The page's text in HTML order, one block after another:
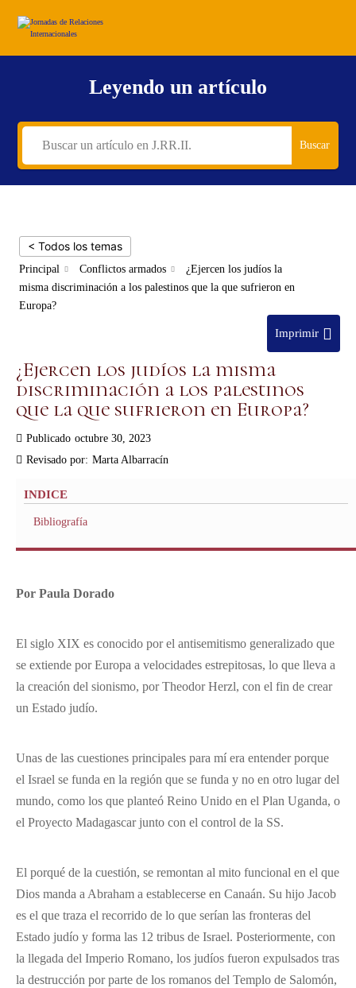
Leyendo un artículo
Buscar
< Todos los temas
Principal Conflictos armados
¿Ejercen los judíos la
misma discriminación a los palestinos que la que sufrieron en
Europa?
Imprimir
¿Ejercen los judíos la misma
discriminación a los palestinos
que la que sufrieron en Europa?
Publicado octubre 30, 2023
Revisado por: Marta Albarracín
INDICE
Bibliografía
Por Paula Dorado
El siglo XIX es conocido por el antisemitismo generalizado que
se extiende por Europa a velocidades estrepitosas, lo que lleva a
la creación del sionismo, por Theodor Herzl, con el fin de crear
un Estado judío.
Unas de las cuestiones principales para mí era entender porque
el Israel se funda en la región que se funda y no en otro lugar del
mundo, como los que planteó Reino Unido en el Plan Uganda, o
el Proyecto Madagascar junto con el control de la SS.
El porqué de la cuestión, se remontan al mito funcional en el que
Dios manda a Abraham a establecerse en Canaán. Su hijo Jacob
es el que traza el recorrido de lo que serían las fronteras del
Estado judío y forma las 12 tribus de Israel. Posteriormente, con
la llegada del Imperio Romano, los judíos fueron expulsados tras
la destrucción por parte de los romanos del Templo de Salomón,